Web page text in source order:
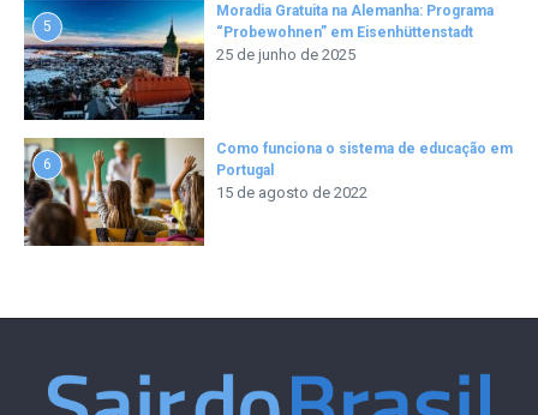
5
Moradia Gratuita na Alemanha: Programa
“Probewohnen” em Eisenhüttenstadt
25 de junho de 2025
6
Como funciona o sistema de educação em
Portugal
15 de agosto de 2022